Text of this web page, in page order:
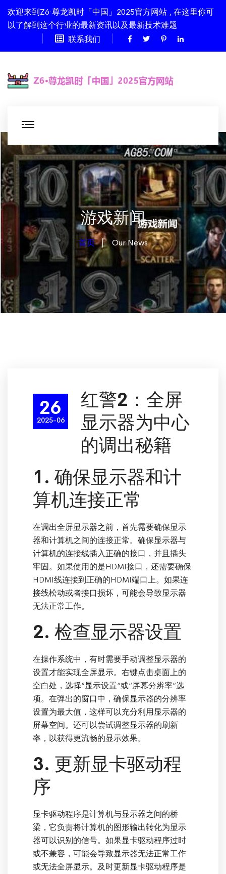
欢迎来到Z6·尊龙凯时「中国」2025官方网站 , 在这里你可
以了解到这个行业的最新资讯以及最新技术难题
联系我们
游戏新闻
首页 Our News
26
2025-06
红警2：全屏
显示器为中心
的调出秘籍
1. 确保显示器和计
算机连接正常
在调出全屏显示器之前，首先需要确保显示
器和计算机之间的连接正常。确保显示器与
计算机的连接线插入正确的接口，并且插头
牢固。如果使用的是HDMI接口，还需要确保
HDMI线连接到正确的HDMI端口上。如果连
接线松动或者接口损坏，可能会导致显示器
无法正常工作。
2. 检查显示器设置
在操作系统中，有时需要手动调整显示器的
设置才能实现全屏显示。右键点击桌面上的
空白处，选择“显示设置”或“屏幕分辨率”选
项。在弹出的窗口中，确保显示器的分辨率
设置为最大值，这样可以充分利用显示器的
屏幕空间。还可以尝试调整显示器的刷新
率，以获得更流畅的显示效果。
3. 更新显卡驱动程
序
显卡驱动程序是计算机与显示器之间的桥
梁，它负责将计算机的图形输出转化为显示
器可以识别的信号。如果显卡驱动程序过时
或不兼容，可能会导致显示器无法正常工作
或无法全屏显示。及时更新显卡驱动程序是